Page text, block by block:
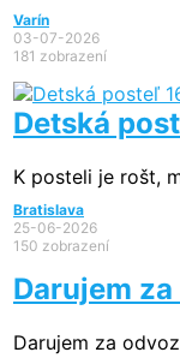
Varín
03-07-2026
181 zobrazení
Detská
K posteli je rošt,
Bratislava
25-06-2026
150 zobrazení
Darujem
Darujem za